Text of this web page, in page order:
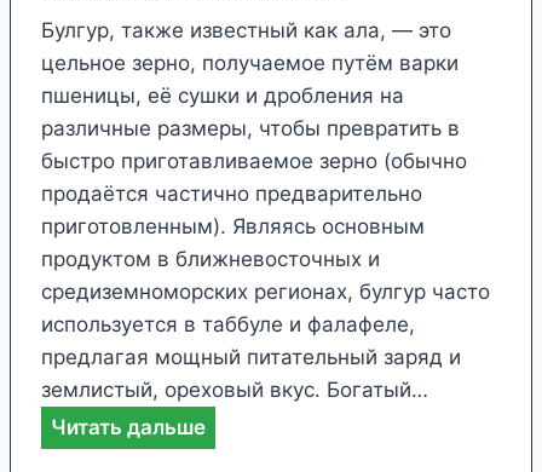
Булгур, также известный как ала, — это
цельное зерно, получаемое путём варки
пшеницы, её сушки и дробления на
различные размеры, чтобы превратить в
быстро приготавливаемое зерно (обычно
продаётся частично предварительно
приготовленным). Являясь основным
продуктом в ближневосточных и
средиземноморских регионах, булгур часто
используется в таббуле и фалафеле,
предлагая мощный питательный заряд и
землистый, ореховый вкус. Богатый…
Читать дальшеФ